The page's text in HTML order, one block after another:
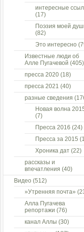
интересные
(17)
Поэзия моей
(82)
Это интересно
Известные люди об
Алле Пугачевой (405)
пресса 2020 (18)
пресса 2021 (40)
разные сведения
Новая волна
(7)
Пресса 2016 (24)
Пресса за 2015
Хроника дат (22)
рассказы и
впечатления (40)
Видео (512)
»Утренняя почта»
Алла Пугачева
репортажи (76)
канал Аллы (30)